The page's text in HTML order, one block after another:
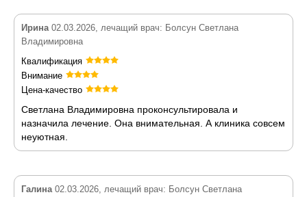
Ирина02.03.2026, лечащий врач: Болсун Светлана
Владимировна
Квалификация
Внимание
Цена-качество
Светлана Владимировна проконсультировала и
назначила лечение. Она внимательная. А клиника совсем
неуютная.
Галина02.03.2026, лечащий врач: Болсун Светлана